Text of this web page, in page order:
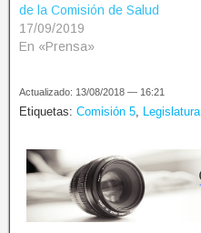
de la Comisión de Salud
17/09/2019
En «Prensa»
Actualizado: 13/08/2018 — 16:21
Etiquetas: Comisión 5 Legislatura